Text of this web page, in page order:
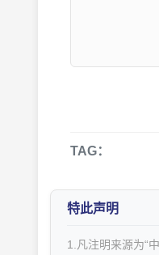
TAG：
特此声明
1.凡注明来源为“